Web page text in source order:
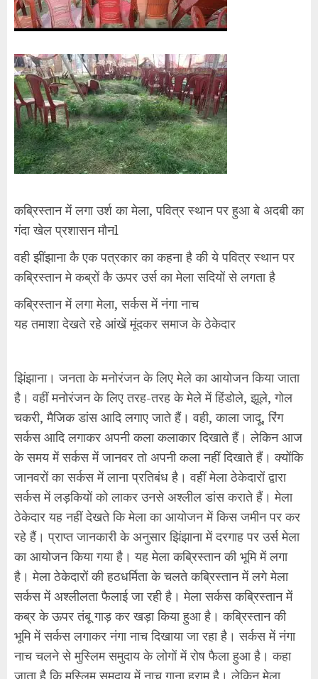
कब्रिस्तान में लगा उर्श का मेला, पवित्र स्थान पर हुआ बे अदबी का
गंदा खेल प्रशासन मौनl
वही झींझाना कै एक पत्रकार का कहना है की ये पवित्र स्थान पर
कब्रिस्तान मे कब्रों कै ऊपर उर्स का मेला सदियों से लगता है
कब्रिस्तान में लगा मेला, सर्कस में नंगा नाच
यह तमाशा देखते रहे आंखें मूंदकर समाज के ठेकेदार
झिंझाना। जनता के मनोरंजन के लिए मेले का आयोजन किया जाता
है। वहीं मनोरंजन के लिए तरह-तरह के मेले में हिंडोले, झूले, गोल
चकरी, मैजिक डांस आदि लगाए जाते हैं। वही, काला जादू, रिंग
सर्कस आदि लगाकर अपनी कला कलाकार दिखाते हैं। लेकिन आज
के समय में सर्कस में जानवर तो अपनी कला नहीं दिखाते हैं। क्योंकि
जानवरों का सर्कस में लाना प्रतिबंध है। वहीं मेला ठेकेदारों द्वारा
सर्कस में लड़कियों को लाकर उनसे अश्लील डांस कराते हैं। मेला
ठेकेदार यह नहीं देखते कि मेला का आयोजन में किस जमीन पर कर
रहे हैं। प्राप्त जानकारी के अनुसार झिंझाना में दरगाह पर उर्स मेला
का आयोजन किया गया है। यह मेला कब्रिस्तान की भूमि में लगा
है। मेला ठेकेदारों की हठधर्मिता के चलते कब्रिस्तान में लगे मेला
सर्कस में अश्लीलता फैलाई जा रही है। मेला सर्कस कब्रिस्तान में
कब्र के ऊपर तंबू गाड़ कर खड़ा किया हुआ है। कब्रिस्तान की
भूमि में सर्कस लगाकर नंगा नाच दिखाया जा रहा है। सर्कस में नंगा
नाच चलने से मुस्लिम समुदाय के लोगों में रोष फैला हुआ है। कहा
जाता है कि मुस्लिम समुदाय में नाच गाना हराम है। लेकिन मेला